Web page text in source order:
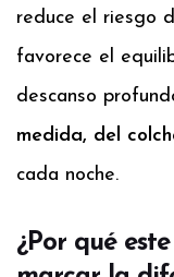
reduce el riesgo
favorece el
descanso
medida, del
cada noche.
¿Por qué